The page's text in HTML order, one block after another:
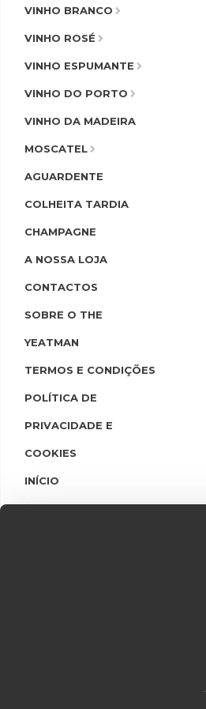
VINHO BRANCO
VINHO ROSÉ
VINHO ESPUMANTE
VINHO DO PORTO
VINHO DA MADEIRA
MOSCATEL
AGUARDENTE
COLHEITA TARDIA
CHAMPAGNE
A NOSSA LOJA
CONTACTOS
SOBRE O THE
YEATMAN
TERMOS E CONDIÇÕES
POLÍTICA DE
PRIVACIDADE E
COOKIES
INÍCIO
LINGUAS